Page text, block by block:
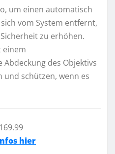
um einen automatisch
vom System entfernt,
zu erhöhen.
einem
des Objektivs
und schützen, wenn es
hier